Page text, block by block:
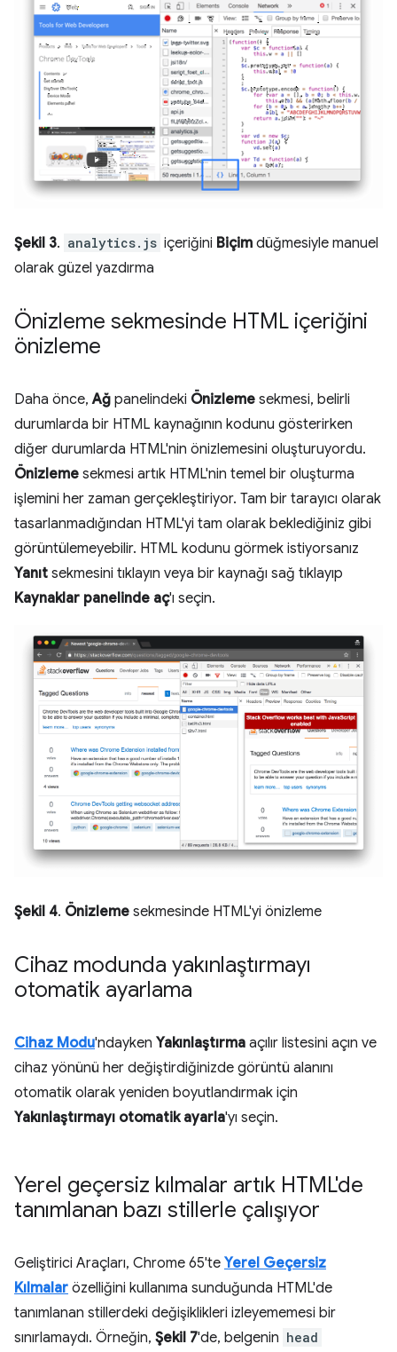
Şekil 3. analytics.js içeriğini Biçim düğmesiyle manuel
olarak güzel yazdırma
Önizleme sekmesinde HTML içeriğini
önizleme
Daha önce,Ağ panelindeki Önizleme sekmesi, belirli
durumlarda bir HTML kaynağının kodunu gösterirken
diğer durumlarda HTML'nin önizlemesini oluşturuyordu.
Önizleme sekmesi artık HTML'nin temel bir oluşturma
işlemini her zaman gerçekleştiriyor. Tam bir tarayıcı olarak
tasarlanmadığından HTML'yi tam olarak beklediğiniz gibi
görüntülemeyebilir. HTML kodunu görmek istiyorsanız
Yanıt sekmesini tıklayın veya bir kaynağı sağ tıklayıp
Kaynaklar panelinde aç'ı seçin.
Şekil 4. Önizleme sekmesinde HTML'yi önizleme
Cihaz modunda yakınlaştırmayı
otomatik ayarlama
Cihaz Modu'ndayken Yakınlaştırma açılır listesini açın ve
cihaz yönünü her değiştirdiğinizde görüntü alanını
otomatik olarak yeniden boyutlandırmak için
Yakınlaştırmayı otomatik ayarla'yı seçin.
Yerel geçersiz kılmalar artık HTML'de
tanımlanan bazı stillerle çalışıyor
Geliştirici Araçları, Chrome 65'te Yerel Geçersiz
Kılmalar özelliğini kullanıma sunduğunda HTML'de
tanımlanan stillerdeki değişiklikleri izleyememesi bir
sınırlamaydı. Örneğin, Şekil 7'de, belgenin head